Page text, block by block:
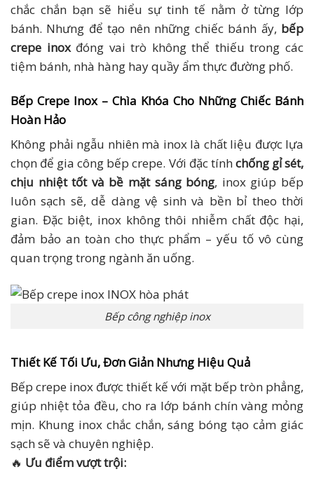
chắc chắn bạn sẽ hiểu sự tinh tế nằm ở từng lớp
bánh. Nhưng để tạo nên những chiếc bánh ấy, bếp
crepe inoxđóng vai trò không thể thiếu trong các
tiệm bánh, nhà hàng hay quầy ẩm thực đường phố.
Bếp Crepe Inox – Chìa Khóa Cho Những Chiếc Bánh
Hoàn Hảo
Không phải ngẫu nhiên mà inox là chất liệu được lựa
chọn để gia công bếp crepe. Với đặc tínhchống gỉ sét,
chịu nhiệt tốt và bề mặt sáng bóng, inox giúp bếp
luôn sạch sẽ, dễ dàng vệ sinh và bền bỉ theo thời
gian. Đặc biệt, inox không thôi nhiễm chất độc hại,
đảm bảo an toàn cho thực phẩm – yếu tố vô cùng
quan trọng trong ngành ăn uống.
Bếp công nghiệp inox
Thiết Kế Tối Ưu, Đơn Giản Nhưng Hiệu Quả
Bếp crepe inox được thiết kế với mặt bếp tròn phẳng,
giúp nhiệt tỏa đều, cho ra lớp bánh chín vàng mỏng
mịn. Khung inox chắc chắn, sáng bóng tạo cảm giác
sạch sẽ và chuyên nghiệp.
🔥 Ưu điểm vượt trội: